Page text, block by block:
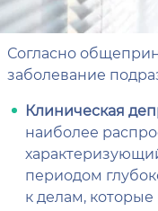
Согласно
заболевание
Клиническая
наиболее
периодом
к делам,